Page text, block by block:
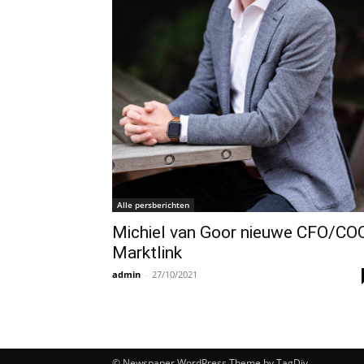
Alle persberichten
Michiel van Goor nieuwe CFO/
Marktlink
admin - 27/10/2021